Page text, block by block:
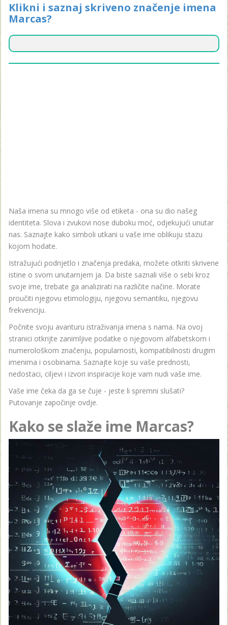
Klikni i saznaj skriveno značenje imena
Marcas?
Naša imena su mnogo više od etiketa - ona su dio našeg
identiteta. Slova i zvukovi nose duboku moć, odjekujući unutar
nas. Saznajte kako simboli utkani u vaše ime oblikuju stazu
kojom hodate.
Istražujući podrijetlo i značenja predaka, možete otkriti skrivene
istine o svom unutarnjem ja. Da biste saznali više o sebi kroz
svoje ime, trebate ga analizirati na različite načine. Morate
proučiti njegovu etimologiju, njegovu semantiku, njegovu
frekvenciju.
Počnite svoju avanturu istraživanja imena s nama. Na ovoj
stranici otkrijte zanimljive podatke o njegovom alfabetskom i
numerološkom značenju, popularnosti, kompatibilnosti drugim
imenima i osobinama. Saznajte koje su vaše prednosti,
nedostaci, ciljevi i izvori inspiracije koje vam nudi vaše ime.
Vaše ime čeka da ga se čuje - jeste li spremni slušati?
Putovanje započinje ovdje.
Kako se slaže ime Marcas?